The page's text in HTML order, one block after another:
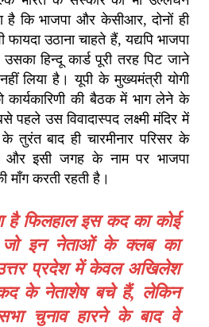
है कि भाजपा और केसीआर, दोनों ही
उठाना चाहते हैं, यद्यपि भाजपा
हिन्दू कार्ड पूरी तरह पिट जाने
लिया है। यूपी के मुख्यमंत्री योगी
कार्यकारिणी की बैठक में भाग लेने के
पहले उस विवादास्पद लक्ष्मी मंदिर में
तुरंत बाद ही चारमीनार परिसर के
और इसी जगह के नाम पर भाजपा
माँग करती रहती है।
है फिलहाल इस कद का कोई
जो इन नेताओं के क्लब का
प्रदेश में केवल अखिलेश
के नेताशेष बचे हैं, लेकिन
चुनाव हारने के बाद वे